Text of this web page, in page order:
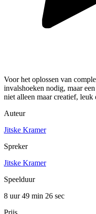
Voor het oplossen van
invalshoeken nodig, maar
niet alleen maar creatief, leuk
Auteur
Jitske Kramer
Spreker
Jitske Kramer
Speelduur
8 uur 49 min 26 sec
Prijs